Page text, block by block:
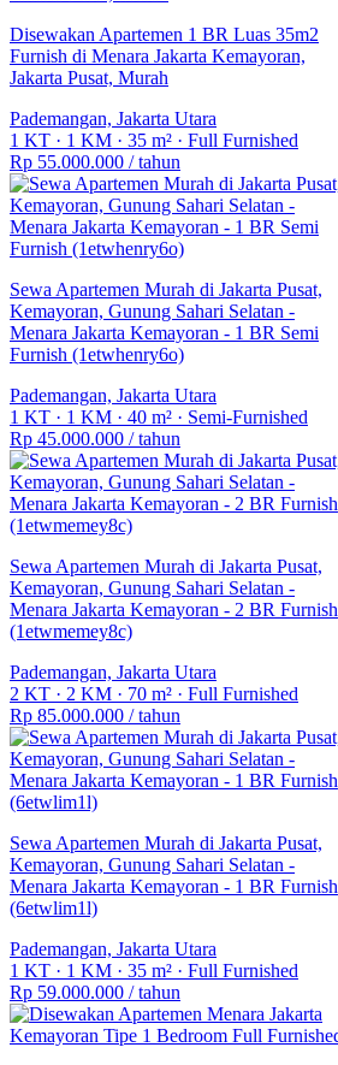
Disewakan Apartemen 1 BR Luas 35m2
Furnish di Menara Jakarta Kemayoran,
Jakarta Pusat, Murah
Pademangan, Jakarta Utara
1 KT · 1 KM · 35 m² · Full Furnished
Rp 55.000.000 / tahun
Sewa Apartemen Murah di Jakarta Pusat,
Kemayoran, Gunung Sahari Selatan -
Menara Jakarta Kemayoran - 1 BR Semi
Furnish (1etwhenry6o)
Pademangan, Jakarta Utara
1 KT · 1 KM · 40 m² · Semi-Furnished
Rp 45.000.000 / tahun
Sewa Apartemen Murah di Jakarta Pusat,
Kemayoran, Gunung Sahari Selatan -
Menara Jakarta Kemayoran - 2 BR Furnish
(1etwmemey8c)
Pademangan, Jakarta Utara
2 KT · 2 KM · 70 m² · Full Furnished
Rp 85.000.000 / tahun
Sewa Apartemen Murah di Jakarta Pusat,
Kemayoran, Gunung Sahari Selatan -
Menara Jakarta Kemayoran - 1 BR Furnish
(6etwlim1l)
Pademangan, Jakarta Utara
1 KT · 1 KM · 35 m² · Full Furnished
Rp 59.000.000 / tahun